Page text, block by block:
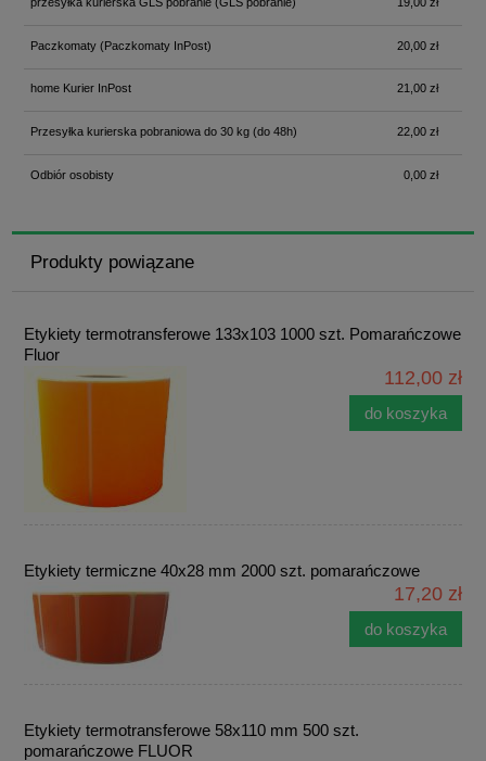
Paczkomaty(Paczkomaty InPost) 20,00 zł
home Kurier InPost 21,00 zł
Przesyłka kurierska pobraniowa do 30 kg(do 48h) 22,00 zł
Odbiór osobisty 0,00 zł
Produkty powiązane
Etykiety termotransferowe 133x103 1000 szt. Pomarańczowe
Fluor
112,00 zł
do koszyka
Etykiety termiczne 40x28 mm 2000 szt. pomarańczowe
17,20 zł
do koszyka
Etykiety termotransferowe 58x110 mm 500 szt.
pomarańczowe FLUOR